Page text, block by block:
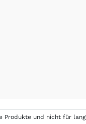
und nicht für